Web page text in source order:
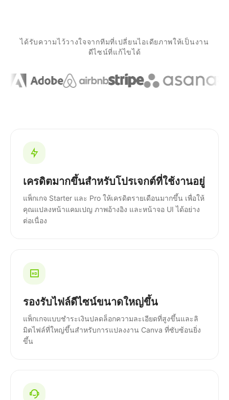
ได้รับความไว้วางใจจากทีมที่เปลี่ยนไอเดียภาพให้เป็นงาน
ดีไซน์ที่แก้ไขได้
เครดิตมากขึ้นสำหรับโปรเจกต์ที่ใช้งานอยู่
แพ็กเกจ Starter และ Pro ให้เครดิตรายเดือนมากขึ้น เพื่อให้
คุณแปลงหน้าแคมเปญ ภาพอ้างอิง และหน้าจอ UI ได้อย่าง
ต่อเนื่อง
รองรับไฟล์ดีไซน์ขนาดใหญ่ขึ้น
แพ็กเกจแบบชำระเงินปลดล็อกความละเอียดที่สูงขึ้นและลิ
มิตไฟล์ที่ใหญ่ขึ้นสำหรับการแปลงงาน Canva ที่ซับซ้อนยิ่ง
ขึ้น